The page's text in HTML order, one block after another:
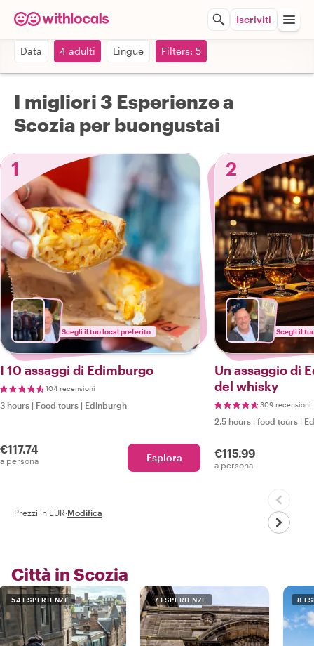
Iscriviti
Data 4 adulti Lingue Filters: 5
I migliori 3 Esperienze a
Scozia per buongustai
1
Scegli il tuo local preferito
I 10 assaggi di Edimburgo
104 recensioni
3 hours | Food tours | Edinburgh
€117.74
a persona Esplora
2
Scegli il
Un assaggio di
del whisky
309 recensioni
2.5 hours | food tours |
€115.99
a persona
Prezzi in EUR·Modifica
Città in Scozia
54 ESPERIENZE 7 ESPERIENZE 8